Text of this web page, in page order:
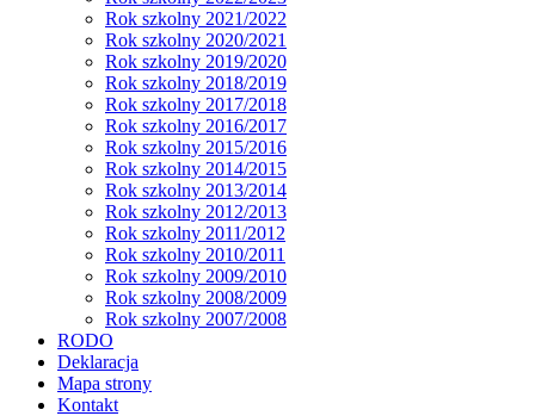
Rok szkolny 2021/2022
Rok szkolny 2020/2021
Rok szkolny 2019/2020
Rok szkolny 2018/2019
Rok szkolny 2017/2018
Rok szkolny 2016/2017
Rok szkolny 2015/2016
Rok szkolny 2014/2015
Rok szkolny 2013/2014
Rok szkolny 2012/2013
Rok szkolny 2011/2012
Rok szkolny 2010/2011
Rok szkolny 2009/2010
Rok szkolny 2008/2009
Rok szkolny 2007/2008
RODO
Deklaracja
Mapa strony
Kontakt